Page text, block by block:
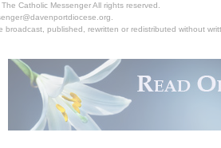
Catholic Messenger All rights reserved.
broadcast, published, rewritten or redistributed without